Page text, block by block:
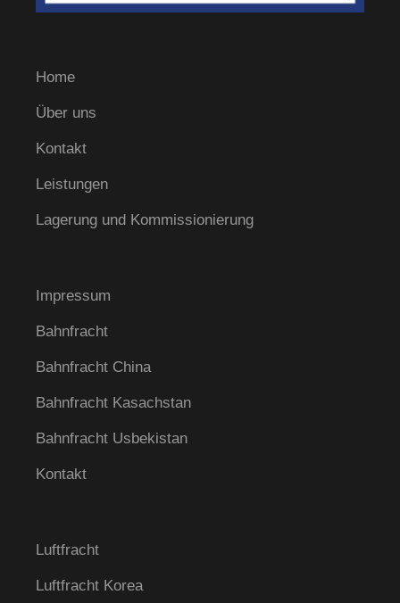
Home
Über uns
Kontakt
Leistungen
Lagerung und Kommissionierung
Impressum
Bahnfracht
Bahnfracht China
Bahnfracht Kasachstan
Bahnfracht Usbekistan
Kontakt
Luftfracht
Luftfracht Korea